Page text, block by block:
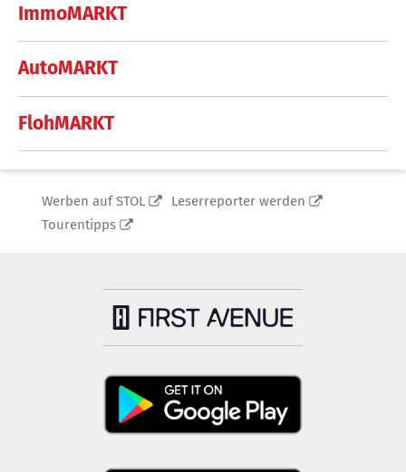
ImmoMARKT
AutoMARKT
FlohMARKT
Werben auf STOL
Leserreporter werden
Tourentipps